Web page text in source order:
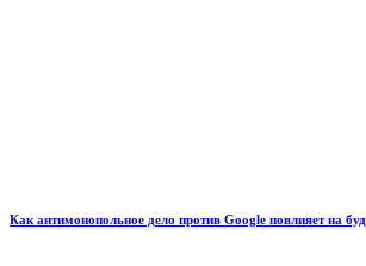
Как антимонопольное дело против Google повлияет на